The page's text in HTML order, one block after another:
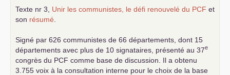
Texte nr 3, Unir les communistes, le défi renouvelé du PCF et
son résumé
Signé par 626 communistes de 66 départements, dont 15
départements avec plus de 10 signataires, présenté au 37e
congrès du PCF comme base de discussion. Il a obtenu
3.755 voix à la consultation interne pour le choix de la base